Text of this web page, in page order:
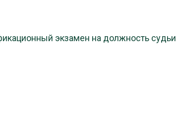
экзамен на должность судьи